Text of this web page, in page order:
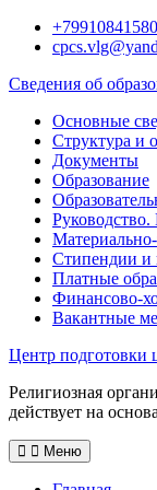
Перейти+79910841580
Сведения об
Основные
Структура и
Документы
Образование
Руководство.
Материально-
Стипендии и
Платные
Финансово-
Вакантные
Центр подготовки
Религиозная
действует на
Меню